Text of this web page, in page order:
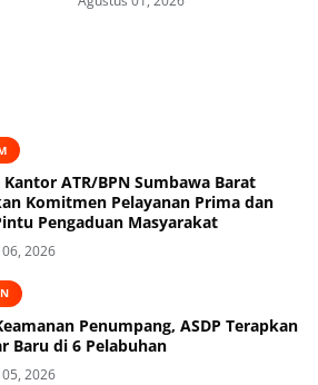
Kantor ATR/BPN Sumbawa Barat
Komitmen Pelayanan Prima dan
Pengaduan Masyarakat
2026
Penumpang, ASDP Terapkan
Baru di 6 Pelabuhan
2026